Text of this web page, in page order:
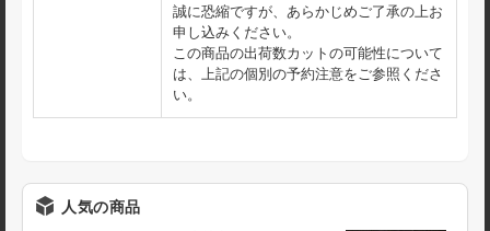
誠に恐縮ですが、あらかじめご了承の上お
申し込みください。
この商品の出荷数カットの可能性について
は、上記の個別の予約注意をご参照くださ
い。
人気の商品